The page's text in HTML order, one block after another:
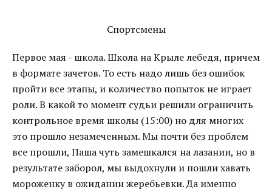
Спортсмены
Первое мая - школа. Школа на Крыле лебедя, причем
в формате зачетов. То есть надо лишь без ошибок
пройти все этапы, и количество попыток не играет
роли. В какой то момент судьи решили ограничить
контрольное время школы (15:00) но для многих
это прошло незамеченным. Мы почти без проблем
все прошли, Паша чуть замешкался на лазании, но в
результате заборол, мы выдохнули и пошли хавать
мороженку в ожидании жеребьевки. Да именно